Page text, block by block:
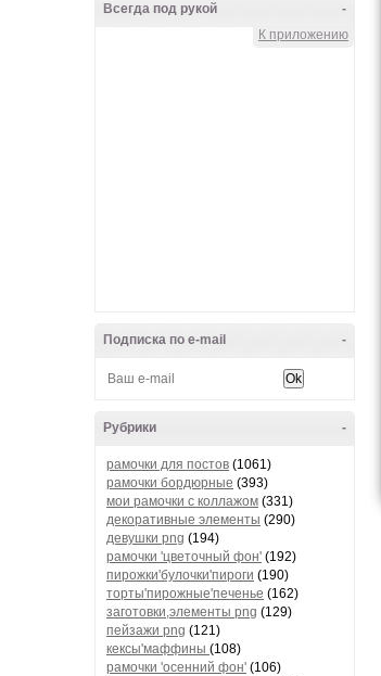
-
Всегда под рукой
К приложению
-
Подписка по e-mail
-
Рубрики
рамочки для постов (1061)
рамочки бордюрные (393)
мои рамочки с коллажом (331)
декоративные элементы (290)
девушки png (194)
рамочки 'цветочный фон' (192)
пирожки'булочки'пироги (190)
торты'пирожные'печенье (162)
заготовки,элементы png (129)
пейзажи png (121)
кексы'маффины (108)
рамочки 'осенний фон' (106)